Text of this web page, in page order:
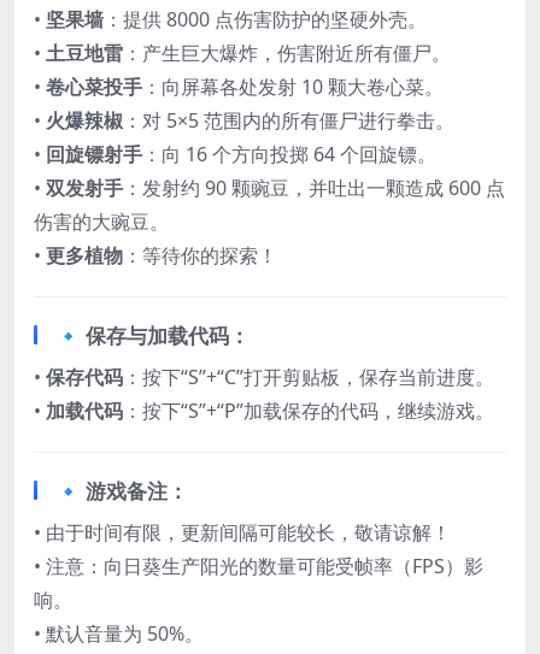
• ​ 坚果墙 ：提供 8000 点伤害防护的坚硬外壳。
• ​ 土豆地雷 ：产生巨大爆炸，伤害附近所有僵尸。
• ​ 卷心菜投手 ：向屏幕各处发射 10 颗大卷心菜。
• ​ 火爆辣椒 ：对 5×5 范围内的所有僵尸进行拳击。
• ​ 回旋镖射手 ：向 16 个方向投掷 64 个回旋镖。
• ​ 双发射手 ：发射约 90 颗豌豆，并吐出一颗造成 600 点
伤害的大豌豆。
• ​ 更多植物 ：等待你的探索！
🔹 保存与加载代码：​
• ​ 保存代码 ：按下“S”+“C”打开剪贴板，保存当前进度。
• ​ 加载代码 ：按下“S”+“P”加载保存的代码，继续游戏。
🔹 游戏备注：​
• 由于时间有限，更新间隔可能较长，敬请谅解！
• 注意：向日葵生产阳光的数量可能受帧率（FPS）影
响。
• 默认音量为 50%。